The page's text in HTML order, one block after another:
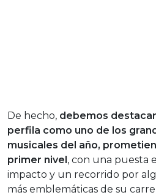
De hecho, debemos
perfila como uno de los
musicales del año,
primer nivel , con una puesta
impacto y un recorrido por
más emblemáticas de su